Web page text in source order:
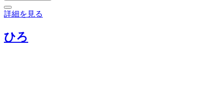
詳細を見る
ひろ